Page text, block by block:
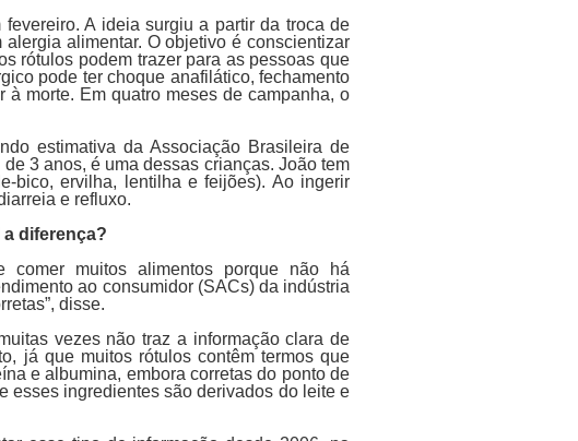
A ideia surgiu a partir da troca de
alimentar. O objetivo é conscientizar
rótulos podem trazer para as pessoas que
pode ter choque anafilático, fechamento
morte. Em quatro meses de campanha, o
estimativa da Associação Brasileira de
3 anos, é uma dessas crianças. João tem
bico, ervilha, lentilha e feijões). Ao ingerir
e refluxo.
a diferença?
muitos alimentos porque não há
ao consumidor (SACs) da indústria
disse.
vezes não traz a informação clara de
já que muitos rótulos contêm termos que
e albumina, embora corretas do ponto de
esses ingredientes são derivados do leite e